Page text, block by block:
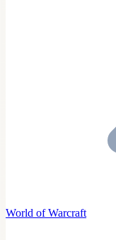
World of Warcraft